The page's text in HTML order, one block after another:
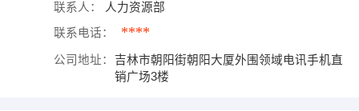
联系人： 人力资源部
联系电话： ****
公司地址：
吉林市朝阳街朝阳大厦外围领域电讯手机直
销广场3楼